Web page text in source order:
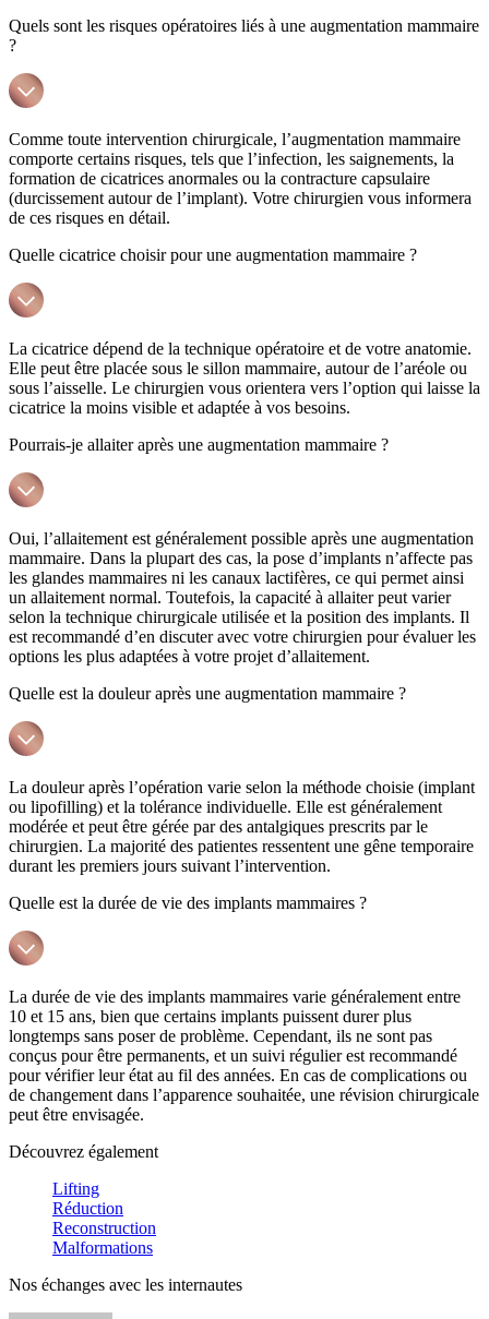
Quels sont les risques opératoires liés à une augmentation mammaire
?
Comme toute intervention chirurgicale, l’augmentation mammaire
comporte certains risques, tels que l’infection, les saignements, la
formation de cicatrices anormales ou la contracture capsulaire
(durcissement autour de l’implant). Votre chirurgien vous informera
de ces risques en détail.
Quelle cicatrice choisir pour une augmentation mammaire ?
La cicatrice dépend de la technique opératoire et de votre anatomie.
Elle peut être placée sous le sillon mammaire, autour de l’aréole ou
sous l’aisselle. Le chirurgien vous orientera vers l’option qui laisse la
cicatrice la moins visible et adaptée à vos besoins.
Pourrais-je allaiter après une augmentation mammaire ?
Oui, l’allaitement est généralement possible après une augmentation
mammaire. Dans la plupart des cas, la pose d’implants n’affecte pas
les glandes mammaires ni les canaux lactifères, ce qui permet ainsi
un allaitement normal. Toutefois, la capacité à allaiter peut varier
selon la technique chirurgicale utilisée et la position des implants. Il
est recommandé d’en discuter avec votre chirurgien pour évaluer les
options les plus adaptées à votre projet d’allaitement.
Quelle est la douleur après une augmentation mammaire ?
La douleur après l’opération varie selon la méthode choisie (implant
ou lipofilling) et la tolérance individuelle. Elle est généralement
modérée et peut être gérée par des antalgiques prescrits par le
chirurgien. La majorité des patientes ressentent une gêne temporaire
durant les premiers jours suivant l’intervention.
Quelle est la durée de vie des implants mammaires ?
La durée de vie des implants mammaires varie généralement entre
10 et 15 ans, bien que certains implants puissent durer plus
longtemps sans poser de problème. Cependant, ils ne sont pas
conçus pour être permanents, et un suivi régulier est recommandé
pour vérifier leur état au fil des années. En cas de complications ou
de changement dans l’apparence souhaitée, une révision chirurgicale
peut être envisagée.
Découvrez également
Lifting
Réduction
Reconstruction
Malformations
Nos échanges avec les internautes